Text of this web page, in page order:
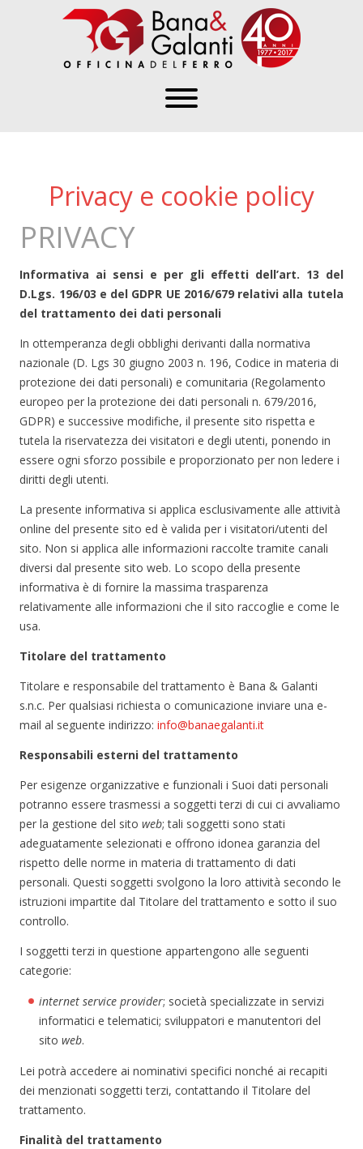
Privacy e cookie policy
PRIVACY
Informativa ai sensi e per gli effetti dell’art. 13 del
D.Lgs. 196/03 e del GDPR UE 2016/679 relativi alla tutela
del trattamento dei dati personali
In ottemperanza degli obblighi derivanti dalla normativa
nazionale (D. Lgs 30 giugno 2003 n. 196, Codice in materia di
protezione dei dati personali) e comunitaria (Regolamento
europeo per la protezione dei dati personali n. 679/2016,
GDPR) e successive modifiche, il presente sito rispetta e
tutela la riservatezza dei visitatori e degli utenti, ponendo in
essere ogni sforzo possibile e proporzionato per non ledere i
diritti degli utenti.
La presente informativa si applica esclusivamente alle attività
online del presente sito ed è valida per i visitatori/utenti del
sito. Non si applica alle informazioni raccolte tramite canali
diversi dal presente sito web. Lo scopo della presente
informativa è di fornire la massima trasparenza
relativamente alle informazioni che il sito raccoglie e come le
usa.
Titolare del trattamento
Titolare e responsabile del trattamento è Bana & Galanti
s.n.c. Per qualsiasi richiesta o comunicazione inviare una e-
mail al seguente indirizzo:info@banaegalanti.it
Responsabili esterni del trattamento
Per esigenze organizzative e funzionali i Suoi dati personali
potranno essere trasmessi a soggetti terzi di cui ci avvaliamo
per la gestione del sitoweb; tali soggetti sono stati
adeguatamente selezionati e offrono idonea garanzia del
rispetto delle norme in materia di trattamento di dati
personali. Questi soggetti svolgono la loro attività secondo le
istruzioni impartite dal Titolare del trattamento e sotto il suo
controllo.
I soggetti terzi in questione appartengono alle seguenti
categorie:
internet service provider; società specializzate in servizi
informatici e telematici; sviluppatori e manutentori del
sitoweb.
Lei potrà accedere ai nominativi specifici nonché ai recapiti
dei menzionati soggetti terzi, contattando il Titolare del
trattamento.
Finalità del trattamento